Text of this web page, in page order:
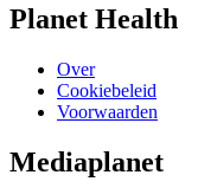
Planet Health
Over
Cookiebeleid
Voorwaarden
Mediaplanet